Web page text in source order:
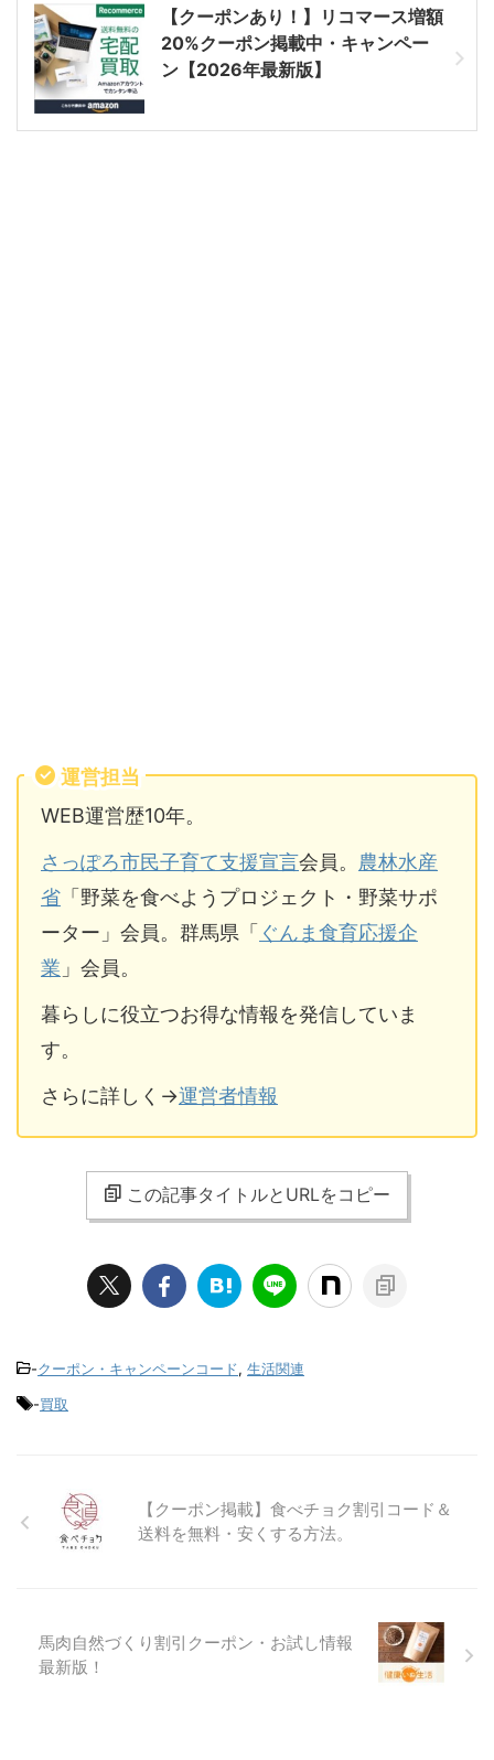
【クーポンあり！】リコマース増額
20%クーポン掲載中・キャンペー
ン【2026年最新版】
運営担当
WEB運営歴10年。
さっぽろ市民子育て支援宣言会員。 農林水産
省 「野菜を食べようプロジェクト・野菜サポ
ーター」会員。群馬県「 ぐんま食育応援企
業 」会員。
暮らしに役立つお得な情報を発信していま
す。
さらに詳しく→運営者情報
この記事タイトルとURLをコピー
-クーポン・キャンペーンコード, 生活関連
-買取
【クーポン掲載】食べチョク割引コード＆
送料を無料・安くする方法。
馬肉自然づくり割引クーポン・お試し情報
最新版！